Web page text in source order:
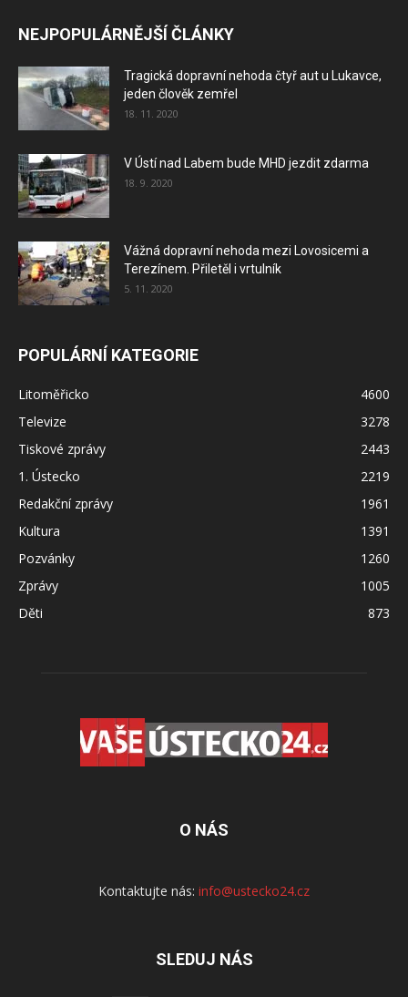
NEJPOPULÁRNĚJŠÍ ČLÁNKY
Tragická dopravní nehoda čtyř aut u Lukavce,
jeden člověk zemřel
18. 11. 2020
V Ústí nad Labem bude MHD jezdit zdarma
18. 9. 2020
Vážná dopravní nehoda mezi Lovosicemi a
Terezínem. Přiletěl i vrtulník
5. 11. 2020
POPULÁRNÍ KATEGORIE
Litoměřicko
4600
Televize
3278
Tiskové zprávy
2443
1. Ústecko
2219
Redakční zprávy
1961
Kultura
1391
Pozvánky
1260
Zprávy
1005
Děti
873
O NÁS
Kontaktujte nás: info@ustecko24.cz
SLEDUJ NÁS